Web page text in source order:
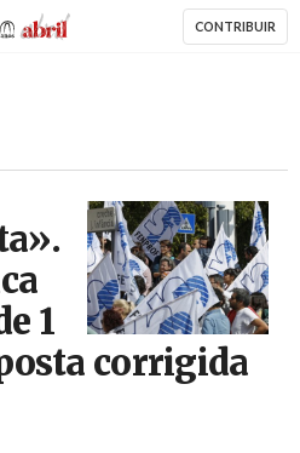
AbrilAbril CONTRIBUIR
António Pedro Santos / Agência Lusa
1
corrigida